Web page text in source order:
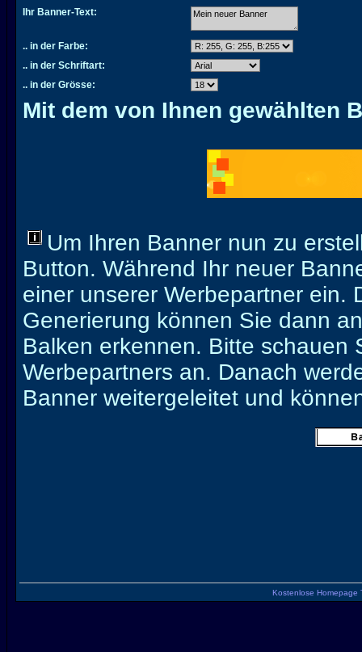
Ihr Banner-Text:
.. in der Farbe:
.. in der Schriftart:
.. in der Grösse:
Mit dem von Ihnen gewählten
Um Ihren Banner nun zu
Button. Während Ihr neuer
einer unserer Werbepartner ein.
Generierung können Sie dann
Balken erkennen. Bitte schauen
Werbepartners an. Danach
Banner weitergeleitet und
Kostenlose Homepage